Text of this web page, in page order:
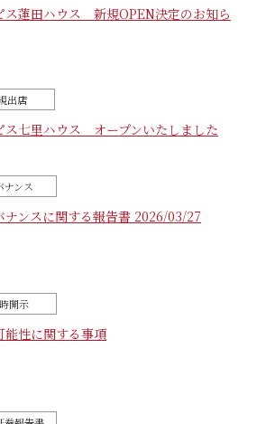
ス蓮田ハウス 新規OPEN決定のお知ら
ス七里ハウス オープンいたしました
ナンスに関する報告書 2026/03/27
能性に関する事項